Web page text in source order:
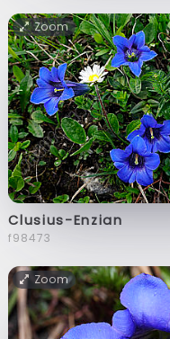
Zoom
Clusius-Enzian
f98473
Zoom